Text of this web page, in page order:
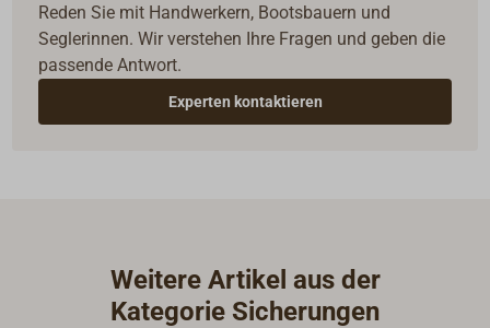
Reden Sie mit Handwerkern, Bootsbauern und
Seglerinnen. Wir verstehen Ihre Fragen und geben die
passende Antwort.
Experten kontaktieren
Weitere Artikel aus der
Kategorie Sicherungen